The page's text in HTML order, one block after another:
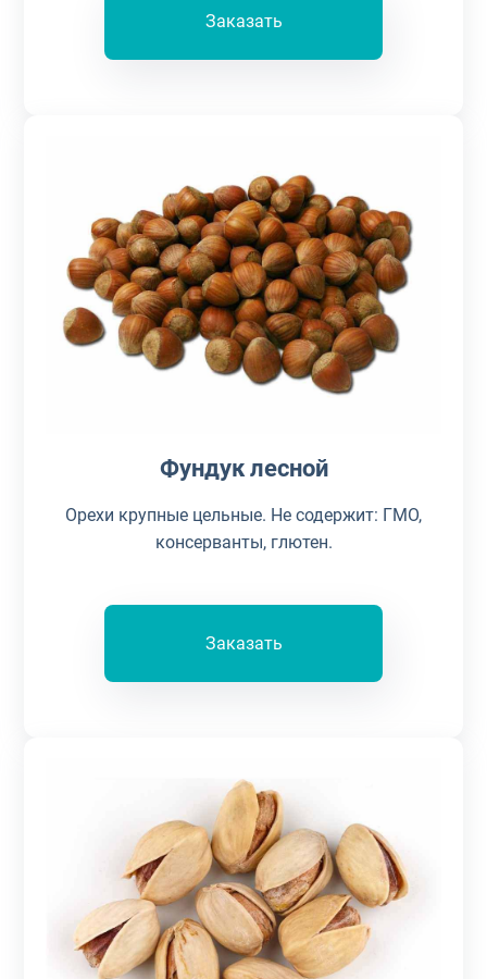
Заказать
Фундук лесной
Орехи крупные цельные. Не содержит: ГМО,
консерванты, глютен.
Заказать